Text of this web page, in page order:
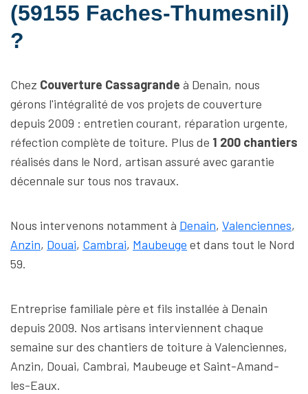
(59155 Faches-Thumesnil)
?
Chez Couverture Cassagrande à Denain, nous
gérons l'intégralité de vos projets de couverture
depuis 2009 : entretien courant, réparation urgente,
réfection complète de toiture. Plus de 1 200 chantiers
réalisés dans le Nord, artisan assuré avec garantie
décennale sur tous nos travaux.
Nous intervenons notamment à Denain, Valenciennes,
Anzin, Douai, Cambrai, Maubeuge et dans tout le Nord
59.
Entreprise familiale père et fils installée à Denain
depuis 2009. Nos artisans interviennent chaque
semaine sur des chantiers de toiture à Valenciennes,
Anzin, Douai, Cambrai, Maubeuge et Saint-Amand-
les-Eaux.